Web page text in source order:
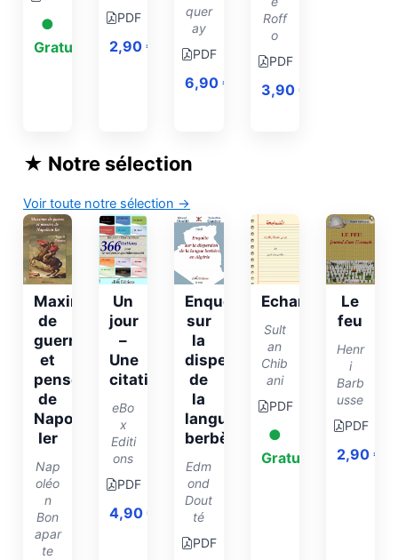
●
Gratuit
PDF
2,90€
quer
ay
PDF
6,90€
Roff
o
PDF
3,90 €
★ Notre sélection
Voir toute notre sélection →
Maximes
de
guerre
et
pensées
de
Napoléon
Ier
Nap
oléo
n
Bon
apar
te
Un
jour
–
Une
citation
eBo
x
Editi
ons
PDF
4,90€
Enquête
sur
la
dispersion
de
la
langue
berbère
Edm
ond
Dout
té
PDF
Echamamikha
Sult
an
Chib
ani
PDF
●
Gratuit
Le
feu
Henr
i
Barb
usse
PDF
2,90 €